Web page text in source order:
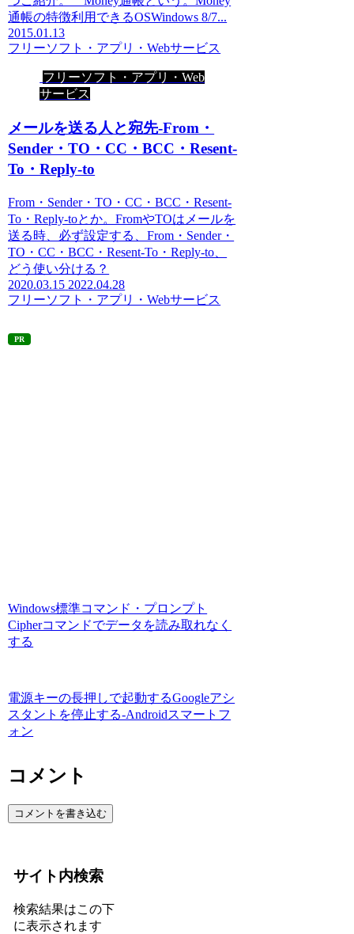
通帳の特徴利用できるOSWindows 8/7...
2015.01.13
フリーソフト・アプリ・Webサービス
フリーソフト・アプリ・Web
サービス
メールを送る人と宛先-From・
Sender・TO・CC・BCC・Resent-
To・Reply-to
From・Sender・TO・CC・BCC・Resent-
To・Reply-toとか。FromやTOはメールを
送る時、必ず設定する、From・Sender・
TO・CC・BCC・Resent-To・Reply-to、
どう使い分ける？
2020.03.15 2022.04.28
フリーソフト・アプリ・Webサービス
PR
Windows標準コマンド・プロンプト
Cipherコマンドでデータを読み取れなく
する
電源キーの長押しで起動するGoogleアシ
スタントを停止する-Androidスマートフ
ォン
コメント
コメントを書き込む
サイト内検索
検索結果はこの下
に表示されます